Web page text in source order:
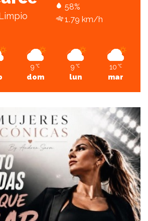
58%
1.79 km/h
9 ℃
dom
9 ℃
lun
10 ℃
mar